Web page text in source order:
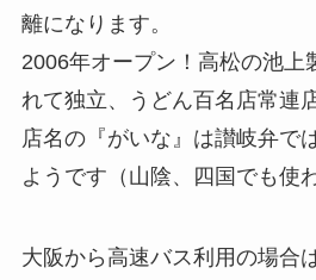
離になります。
2006年オープン！高松の池上
れて独立、うどん百名店常連
店名の『がいな』は讃岐弁で
ようです（山陰、四国でも使
大阪から高速バス利用の場合